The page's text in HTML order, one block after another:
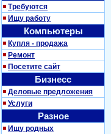
Требуются
Ищу работу
Компьютеры
Купля - продажа
Ремонт
Посетите сайт
Бизнесс
Деловые предложения
Услуги
Разное
Ищу родных